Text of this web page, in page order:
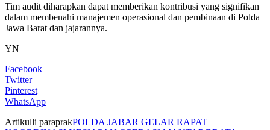
Tim audit diharapkan dapat memberikan kontribusi yang signifikan
dalam membenahi manajemen operasional dan pembinaan di Polda
Jawa Barat dan jajarannya.
YN
Facebook
Twitter
Pinterest
WhatsApp
Artikulli paraprakPOLDA JABAR GELAR RAPAT